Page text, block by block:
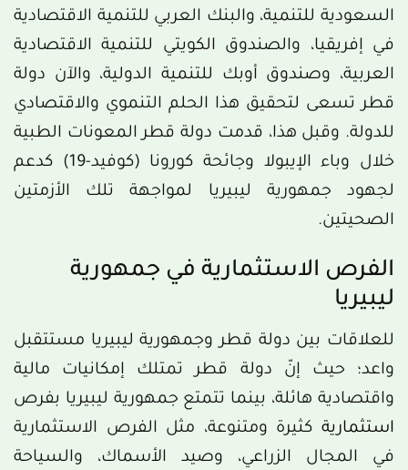
السعودية للتنمية، والبنك العربي للتنمية الاقتصادية
في إفريقيا، والصندوق الكويتي للتنمية الاقتصادية
العربية، وصندوق أوبك للتنمية الدولية، والآن دولة
قطر تسعى لتحقيق هذا الحلم التنموي والاقتصادي
للدولة. وقبل هذا، قدمت دولة قطر المعونات الطبية
خلال وباء الإيبولا وجائحة كورونا (كوفيد-19) كدعم
لجهود جمهورية ليبيريا لمواجهة تلك الأزمتين
الصحيتين.
الفرص الاستثمارية في جمهورية
ليبيريا
للعلاقات بين دولة قطر وجمهورية ليبيريا مستتقبل
واعد؛ حيث إنّ دولة قطر تمتلك إمكانيات مالية
واقتصادية هائلة، بينما تتمتع جمهورية ليبيريا بفرص
استثمارية كثيرة ومتنوعة، مثل الفرص الاستثمارية
في المجال الزراعي، وصيد الأسماك، والسياحة